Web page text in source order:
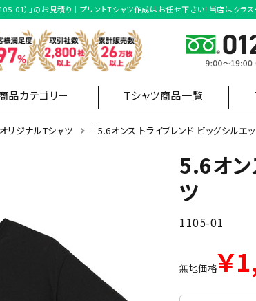
01）」のお見積り｜プリントTシャツ作成はお任せ下さい！当店はクラ
品カテゴリー Tシャツ商品一覧
オリジナルTシャツ 「5.6オンス トライブレンド ビッグシルエ
5.6オン
ツ
1105-01
無地価格￥